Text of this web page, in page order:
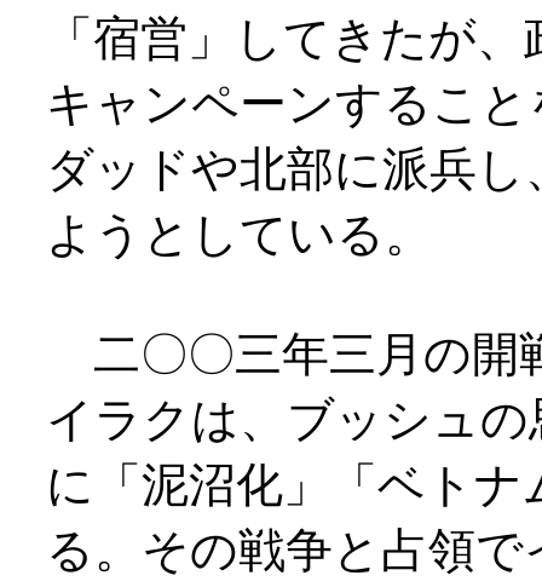
「宿営」してきたが
キャンペーンするこ
ダッドや北部に派兵
ようとしている。
二〇〇三年三月の開
イラクは、ブッシュ
に「泥沼化」「ベト
る。その戦争と占領